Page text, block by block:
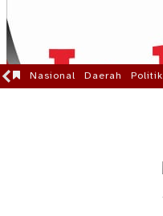
Nasional Daerah Politik